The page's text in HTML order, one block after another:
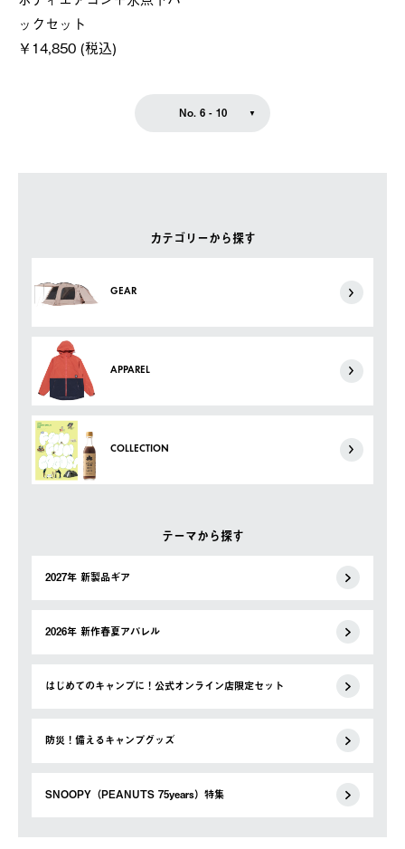
カテゴリーから探す
GEAR
APPAREL
COLLECTION
テーマから探す
2027年 新製品ギア
2026年 新作春夏アパレル
はじめてのキャンプに！公式オンライン店限定セット
防災！備えるキャンプグッズ
SNOOPY（PEANUTS 75years）特集
ックセット
￥14,850 (税込)
No. 6 - 10